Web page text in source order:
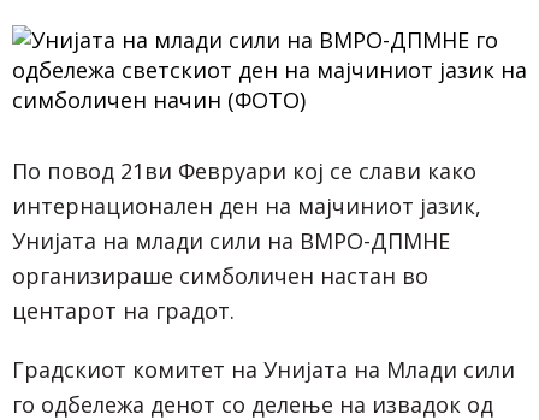
По повод 21ви Февруари кој се слави како
интернационален ден на мајчиниот јазик,
Унијата на млади сили на ВМРО-ДПМНЕ
организираше симболичен настан во
центарот на градот.
Градскиот комитет на Унијата на Млади сили
го одбележа денот со делење на извадок од